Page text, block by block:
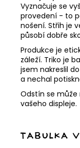
Vyznačuje se
provedení - to
nošení. Střih je
působí dobře
Produkce je
záleží. Triko je
jsem nakreslil
a nechal
Odstín se může
vašeho displeje.